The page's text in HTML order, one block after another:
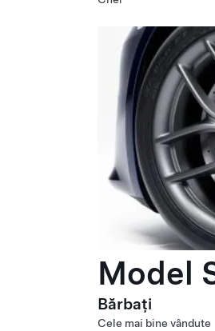
Model
Bărbați
Cele mai bine vândute